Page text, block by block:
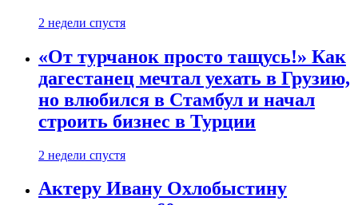
2 недели спустя
«От турчанок просто тащусь!» Как
дагестанец мечтал уехать в Грузию,
но влюбился в Стамбул и начал
строить бизнес в Турции
2 недели спустя
Актеру Ивану Охлобыстину